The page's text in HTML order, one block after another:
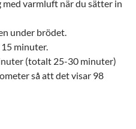
med varmluft när du sätter in
under brödet.
minuter.
(totalt 25-30 minuter)
så att det visar 98